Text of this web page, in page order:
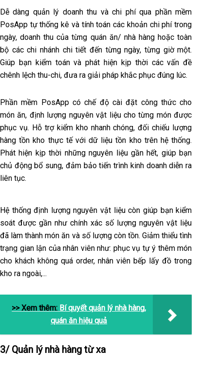
Dễ dàng quản lý doanh thu và chi phí qua phần mềm
PosApp tự thống kê và tính toán các khoản chi phí trong
ngày, doanh thu của từng quán ăn/ nhà hàng hoặc toàn
bộ các chi nhánh chi tiết đến từng ngày, từng giờ một.
Giúp bạn kiểm toán và phát hiện kịp thời các vấn đề
chênh lệch thu-chi, đưa ra giải pháp khắc phục đúng lúc.
Phần mềm PosApp có chế độ cài đặt công thức cho
món ăn, định lượng nguyên vật liệu cho từng món được
phục vụ. Hỗ trợ kiểm kho nhanh chóng, đối chiếu lượng
hàng tồn kho thực tế với dữ liệu tồn kho trên hệ thống.
Phát hiện kịp thời những nguyên liệu gần hết, giúp bạn
chủ động bổ sung, đảm bảo tiến trình kinh doanh diễn ra
liên tục.
Hệ thống định lượng nguyên vật liệu còn giúp bạn kiểm
soát được gần như chính xác số lượng nguyên vật liệu
đã làm thành món ăn và số lượng còn tồn. Giảm thiểu tình
trạng gian lận của nhân viên như: phục vụ tự ý thêm món
cho khách không quá order, nhân viên bếp lấy đồ trong
kho ra ngoài,...
>> Xem thêm: Bí quyết quản lý nhà hàng,
quán ăn hiệu quả
3/ Quản lý nhà hàng từ xa